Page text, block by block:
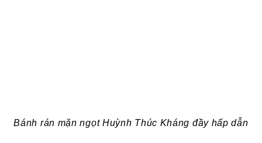
Bánh rán mặn ngọt Huỳnh Thúc Kháng đầy hấp dẫn